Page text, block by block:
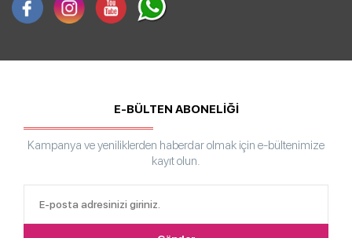
E-BÜLTEN ABONELİĞİ
Kampanya ve yeniliklerden haberdar olmak için e-bültenimize
kayıt olun.